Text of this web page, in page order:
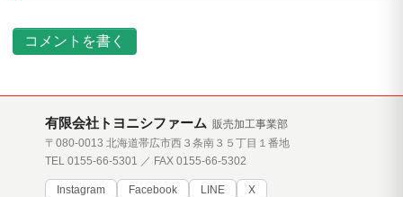
コメントを書く
有限会社トヨニシファーム 販売加工事業部
〒080-0013 北海道帯広市西３条南３５丁目１番地
TEL 0155-66-5301 ／ FAX 0155-66-5302
Instagram Facebook LINE X